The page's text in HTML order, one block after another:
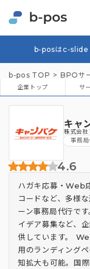
b-posはc-slide
b-pos TOP BPOサ
企業トップ サ
キャ
株式会社
事務
4.6
ハガキ応募・Web
コードなど、多様
ーン事務局代行で
イデア募集など、
供しています。
用のランディング
知拡大も可能。国